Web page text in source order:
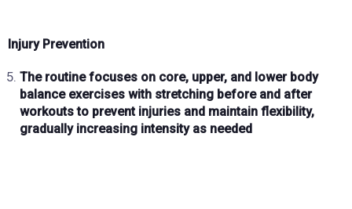
Injury Prevention
The routine focuses on core, upper, and lower body
balance exercises with stretching before and after
workoutsto prevent injuries and maintain flexibility,
gradually increasing intensity as needed